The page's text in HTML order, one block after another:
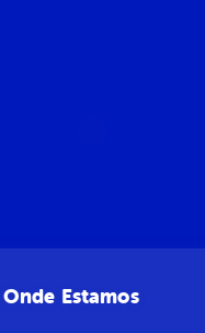
Onde Estamos